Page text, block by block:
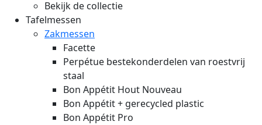
Bekijk de collectie
Tafelmessen
Zakmessen
Facette
Perpétue bestekonderdelen van roestvrij
staal
Bon Appétit Hout Nouveau
Bon Appétit + gerecycled plastic
Bon Appétit Pro